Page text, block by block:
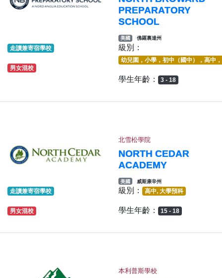
PREPARATORY
SCHOOL
美國 佛羅裏達州
走讀兼寄宿學校
男女混校
級別：
幼兒園，小學，初中（國中），高中
學生年齡： 3 - 18
北雪松學院
NORTH CEDAR
ACADEMY
美國 威斯康辛州
走讀兼寄宿學校
男女混校
級別： 高中, 大學預科
學生年齡： 15 - 18
本利普斯學校